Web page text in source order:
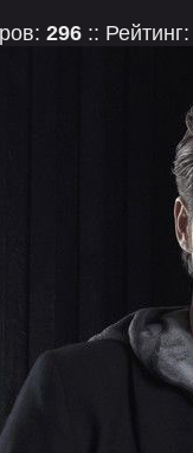
296 :: Рейтинг: